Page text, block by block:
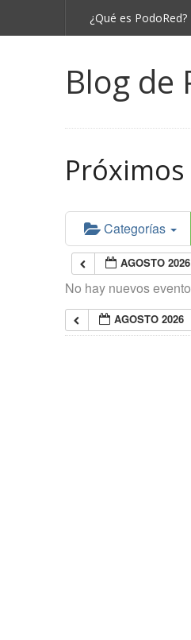
¿Qué es PodoRed?
Blog de
Categorías
AGOSTO 2026
No hay nuevos
AGOSTO 2026